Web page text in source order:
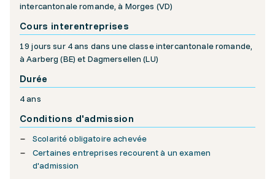
intercantonale romande, à Morges (VD)
Cours interentreprises
19 jours sur 4 ans dans une classe intercantonale romande,
à Aarberg (BE) et Dagmersellen (LU)
Durée
4 ans
Conditions d'admission
Scolarité obligatoire achevée
Certaines entreprises recourent à un examen
d'admission